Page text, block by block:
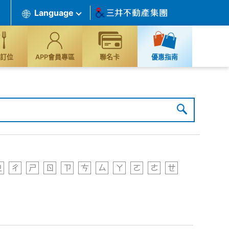
Language
位 APP會員專區 聯名卡 優惠指南
ㄔ ㄕ ㄖ ㄗ ㄘ ㄙ ㄚ ㄛ ㄜ
ㄝ